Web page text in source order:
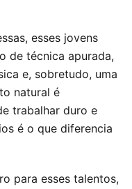
esses jovens
de técnica apurada,
e, sobretudo, uma
natural é
trabalhar duro e
é o que diferencia
para esses talentos,